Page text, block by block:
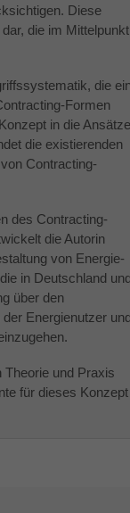
Diese
die im Mittelpunkt
die
Formen
in die Ansätze
die existierenden
Contracting-
des Contracting-
die Autorin
von Energie-
in Deutschland
über den
Energienutzer
Theorie und Praxis
für dieses Konzept